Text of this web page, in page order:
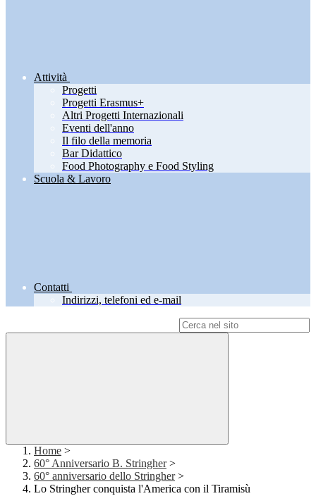
Attività
Progetti
Progetti Erasmus+
Altri Progetti Internazionali
Eventi dell'anno
Il filo della memoria
Bar Didattico
Food Photography e Food Styling
Scuola & Lavoro
Contatti
Indirizzi, telefoni ed e-mail
Home >
60° Anniversario B. Stringher >
60° anniversario dello Stringher >
Lo Stringher conquista l'America con il Tiramisù